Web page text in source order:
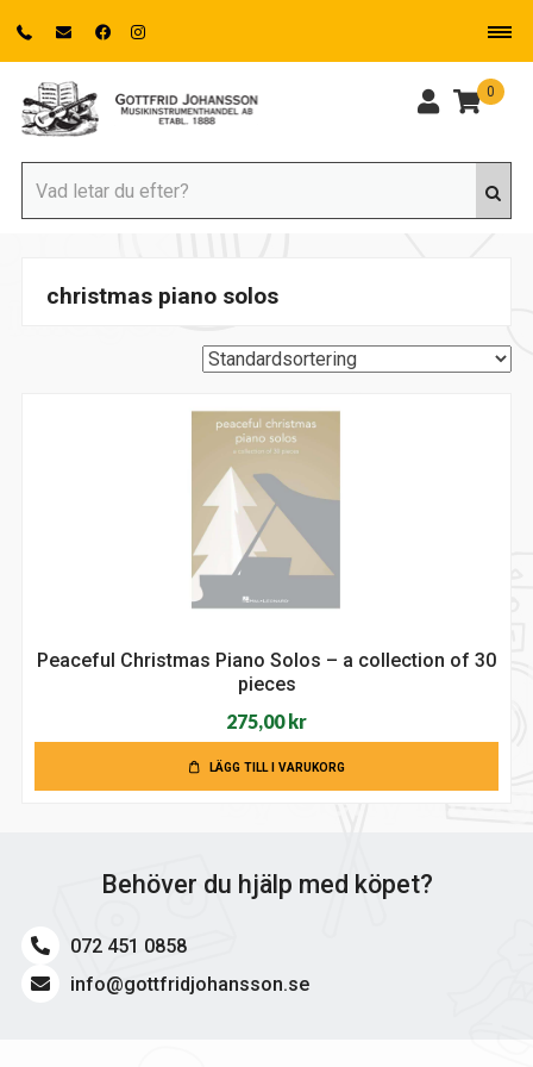
0
christmas piano solos
Peaceful Christmas Piano Solos – a collection of 30
pieces
275,00 kr
LÄGG TILL I VARUKORG
Behöver du hjälp med köpet?
072 451 0858
info@gottfridjohansson.se